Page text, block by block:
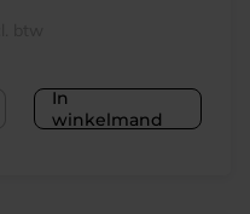
In
winkelmand